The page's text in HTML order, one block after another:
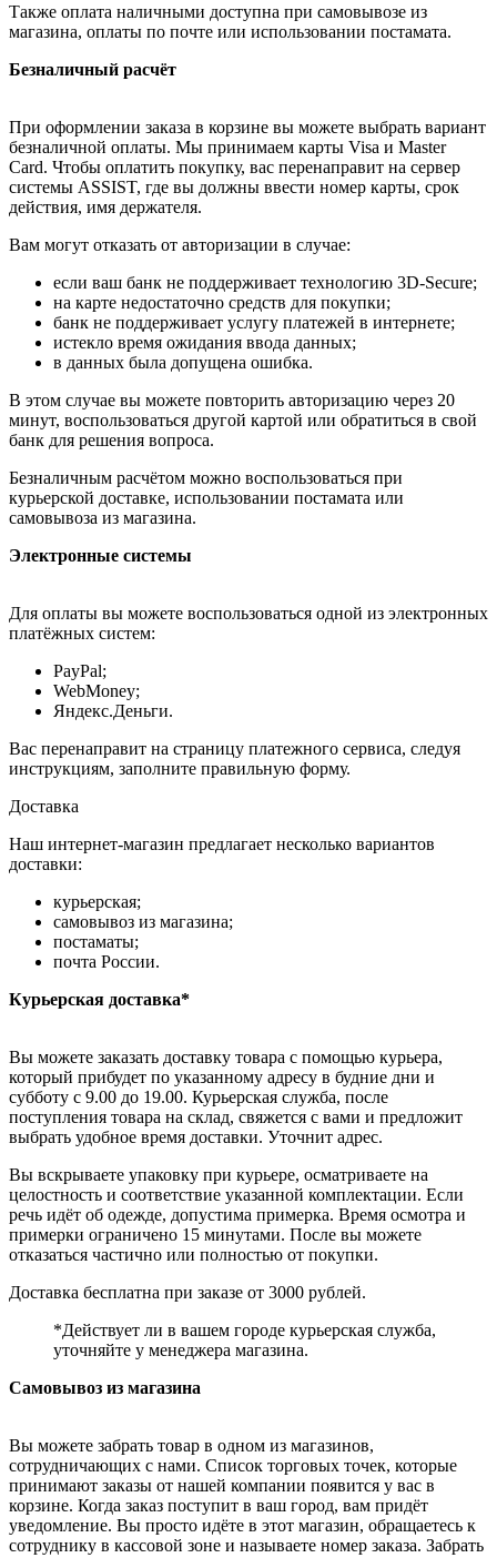
Также оплата наличными доступна при самовывозе из
магазина, оплаты по почте или использовании постамата.
Безналичный расчёт
При оформлении заказа в корзине вы можете выбрать вариант
безналичной оплаты. Мы принимаем карты Visa и Master
Card. Чтобы оплатить покупку, вас перенаправит на сервер
системы ASSIST, где вы должны ввести номер карты, срок
действия, имя держателя.
Вам могут отказать от авторизации в случае:
если ваш банк не поддерживает технологию 3D-Secure;
на карте недостаточно средств для покупки;
банк не поддерживает услугу платежей в интернете;
истекло время ожидания ввода данных;
в данных была допущена ошибка.
В этом случае вы можете повторить авторизацию через 20
минут, воспользоваться другой картой или обратиться в свой
банк для решения вопроса.
Безналичным расчётом можно воспользоваться при
курьерской доставке, использовании постамата или
самовывоза из магазина.
Электронные системы
Для оплаты вы можете воспользоваться одной из электронных
платёжных систем:
PayPal;
WebMoney;
Яндекс.Деньги.
Вас перенаправит на страницу платежного сервиса, следуя
инструкциям, заполните правильную форму.
Доставка
Наш интернет-магазин предлагает несколько вариантов
доставки:
курьерская;
самовывоз из магазина;
постаматы;
почта России.
Курьерская доставка*
Вы можете заказать доставку товара с помощью курьера,
который прибудет по указанному адресу в будние дни и
субботу с 9.00 до 19.00. Курьерская служба, после
поступления товара на склад, свяжется с вами и предложит
выбрать удобное время доставки. Уточнит адрес.
Вы вскрываете упаковку при курьере, осматриваете на
целостность и соответствие указанной комплектации. Если
речь идёт об одежде, допустима примерка. Время осмотра и
примерки ограничено 15 минутами. После вы можете
отказаться частично или полностью от покупки.
Доставка бесплатна при заказе от 3000 рублей.
*Действует ли в вашем городе курьерская служба,
уточняйте у менеджера магазина.
Самовывоз из магазина
Вы можете забрать товар в одном из магазинов,
сотрудничающих с нами. Список торговых точек, которые
принимают заказы от нашей компании появится у вас в
корзине. Когда заказ поступит в ваш город, вам придёт
уведомление. Вы просто идёте в этот магазин, обращаетесь к
сотруднику в кассовой зоне и называете номер заказа. Забрать